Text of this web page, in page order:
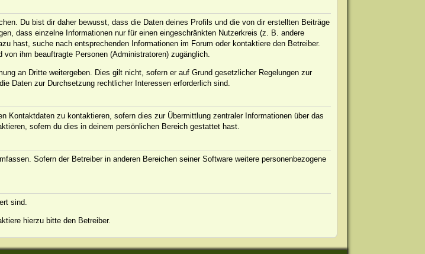
Du bist dir daher bewusst, dass die Daten deines Profils und die von dir erstellten Beiträge
dass einzelne Informationen nur für einen eingeschränkten Nutzerkreis (z. B. andere
hast, suche nach entsprechenden Informationen im Forum oder kontaktiere den Betreiber.
ihm beauftragte Personen (Administratoren) zugänglich.
an Dritte weitergeben. Dies gilt nicht, sofern er auf Grund gesetzlicher Regelungen zur
Daten zur Durchsetzung rechtlicher Interessen erforderlich sind.
Kontaktdaten zu kontaktieren, sofern dies zur Übermittlung zentraler Informationen über das
sofern du dies in deinem persönlichen Bereich gestattet hast.
Sofern der Betreiber in anderen Bereichen seiner Software weitere personenbezogene
sind.
hierzu bitte den Betreiber.